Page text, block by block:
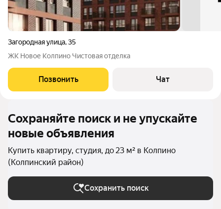
Загородная улица,35
ЖК Новое Колпино Чистовая отделка
Позвонить Чат
Сохраняйте поиск и не упускайте
новые объявления
Купить квартиру, студия, до 23 м² в Колпино
(Колпинский район)
Сохранить поиск